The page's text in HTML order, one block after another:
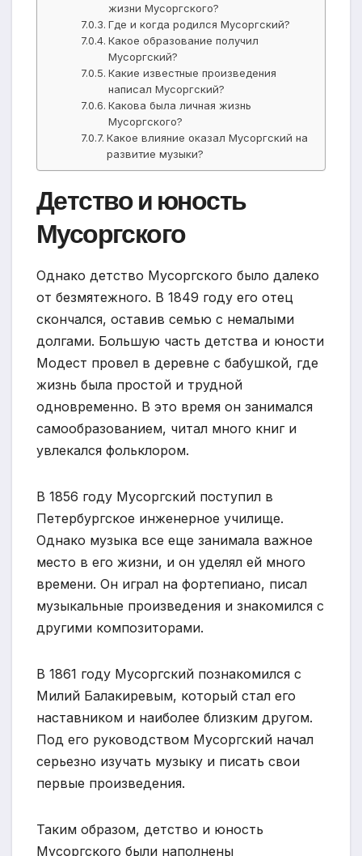
жизни Мусоргского?
Где и когда родился Мусоргский?
Какое образование получил
Мусоргский?
Какие известные произведения
написал Мусоргский?
Какова была личная жизнь
Мусоргского?
Какое влияние оказал Мусоргский на
развитие музыки?
Детство и юность
Мусоргского
Однако детство Мусоргского было далеко
от безмятежного. В 1849 году его отец
скончался, оставив семью с немалыми
долгами. Большую часть детства и юности
Модест провел в деревне с бабушкой, где
жизнь была простой и трудной
одновременно. В это время он занимался
самообразованием, читал много книг и
увлекался фольклором.
В 1856 году Мусоргский поступил в
Петербургское инженерное училище.
Однако музыка все еще занимала важное
место в его жизни, и он уделял ей много
времени. Он играл на фортепиано, писал
музыкальные произведения и знакомился с
другими композиторами.
В 1861 году Мусоргский познакомился с
Милий Балакиревым, который стал его
наставником и наиболее близким другом.
Под его руководством Мусоргский начал
серьезно изучать музыку и писать свои
первые произведения.
Таким образом, детство и юность
Мусоргского были наполнены